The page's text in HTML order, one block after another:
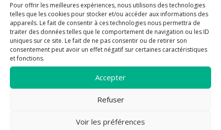
Pour offrir les meilleures expériences, nous utilisons des technologies
telles que les cookies pour stocker et/ou accéder aux informations des
appareils. Le fait de consentir à ces technologies nous permettra de
traiter des données telles que le comportement de navigation ou les ID
uniques sur ce site. Le fait de ne pas consentir ou de retirer son
consentement peut avoir un effet négatif sur certaines caractéristiques
et fonctions.
Accepter
Refuser
Voir les préférences
07 août à 18:00